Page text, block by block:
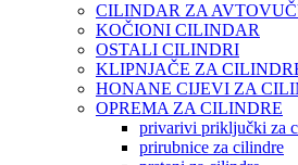
CILINDAR ZA
KOČIONI CILINDAR
OSTALI CILINDRI
KLIPNJAČE ZA
HONANE CIJEVI ZA
OPREMA ZA CILINDRE
privarivi priključki za
prirubnice za cilindre